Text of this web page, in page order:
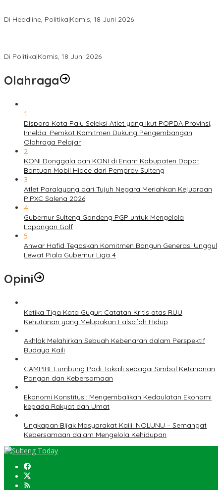
Di Headline, Politika|Kamis, 18 Juni 2026
Di Politika|Kamis, 18 Juni 2026
Olahraga
1
Dispora Kota Palu Seleksi Atlet yang Ikut POPDA Provinsi,
Imelda: Pemkot Komitmen Dukung Pengembangan
Olahraga Pelajar
2
KONI Donggala dan KONI di Enam Kabupaten Dapat
Bantuan Mobil Hiace dari Pemprov Sulteng
3
Atlet Paralayang dari Tujuh Negara Meriahkan Kejuaraan
PIPXC Salena 2026
4
Gubernur Sulteng Gandeng PGP untuk Mengelola
Lapangan Golf
5
Anwar Hafid Tegaskan Komitmen Bangun Generasi Unggul
Lewat Piala Gubernur Liga 4
Opini
Ketika Tiga Kata Gugur: Catatan Kritis atas RUU
Kehutanan yang Melupakan Falsafah Hidup
Akhlak Melahirkan Sebuah Kebenaran dalam Perspektif
Budaya Kaili
GAMPIRI: Lumbung Padi Tokaili sebagai Simbol Ketahanan
Pangan dan Kebersamaan
Ekonomi Konstitusi: Mengembalikan Kedaulatan Ekonomi
kepada Rakyat dan Umat
Ungkapan Bijak Masyarakat Kaili: NOLUNU – Semangat
Kebersamaan dalam Mengelola Kehidupan